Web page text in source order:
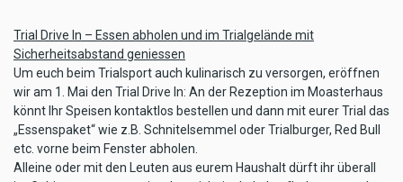
Trial Drive In – Essen abholen und im Trialgelände mit
Sicherheitsabstand geniessen
Um euch beim Trialsport auch kulinarisch zu versorgen, eröffnen
wir am 1. Mai den Trial Drive In: An der Rezeption im Moasterhaus
könnt Ihr Speisen kontaktlos bestellen und dann mit eurer Trial das
„Essenspaket“ wie z.B. Schnitelsemmel oder Trialburger, Red Bull
etc. vorne beim Fenster abholen.
Alleine oder mit den Leuten aus eurem Haushalt dürft ihr überall